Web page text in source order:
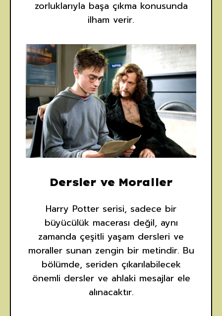
zorluklarıyla başa çıkma konusunda
ilham verir.
Dersler ve Moraller
Harry Potter serisi, sadece bir
büyücülük macerası değil, aynı
zamanda çeşitli yaşam dersleri ve
moraller sunan zengin bir metindir. Bu
bölümde, seriden çıkarılabilecek
önemli dersler ve ahlaki mesajlar ele
alınacaktır.